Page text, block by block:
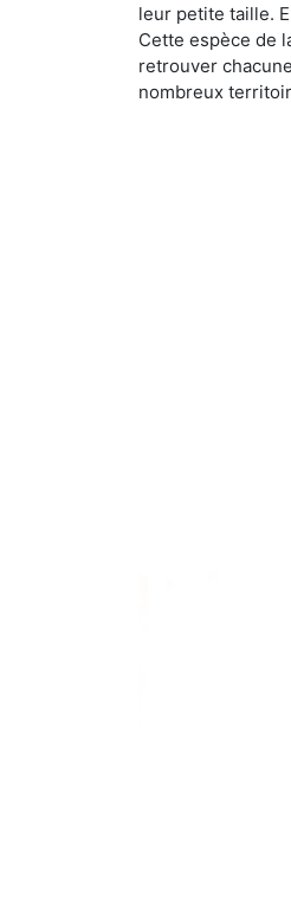
leur petite taille.
Cette espèce de
retrouver
nombreux